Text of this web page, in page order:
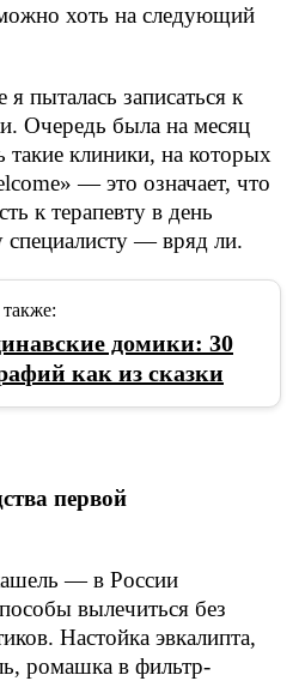
хоть на следующий
пыталась записаться к
Очередь была на месяц
такие клиники, на которых
— это означает, что
к терапевту в день
— вряд ли.
домики: 30
как из сказки
первой
— в России
вылечиться без
Настойка эвкалипта,
ромашка в фильтр-